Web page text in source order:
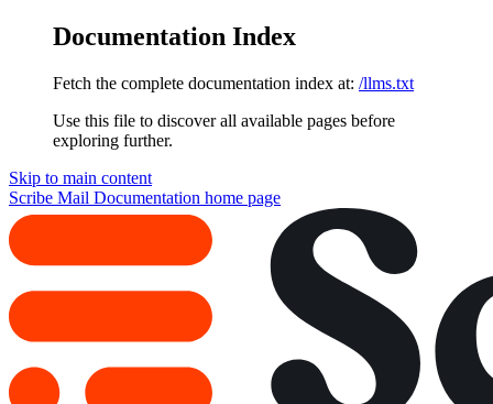
Documentation Index
Fetch the complete documentation index at: /llms.txt
Use this file to discover all available pages before
exploring further.
Skip to main content
Scribe Mail Documentation home page